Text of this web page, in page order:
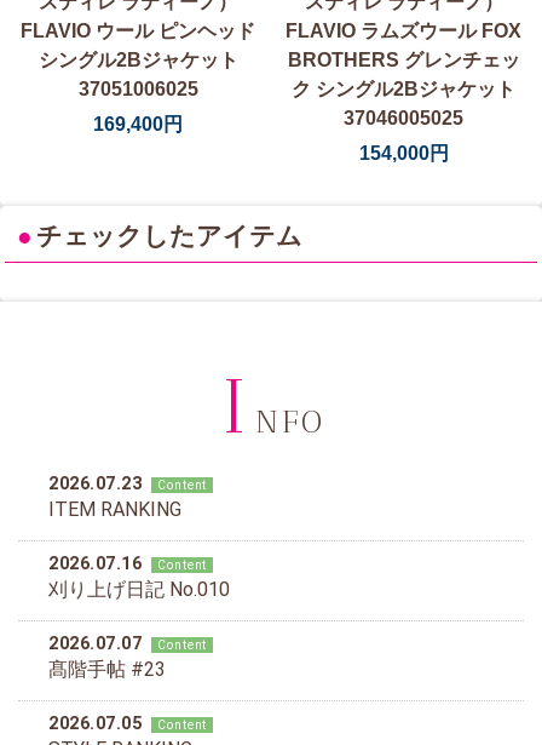
FLAVIO ウール ピンヘッド
シングル2Bジャケット
37051006025
169,400円
FLAVIO ラムズウール FOX
BROTHERS グレンチェッ
ク シングル2Bジャケット
37046005025
154,000円
● チェックしたアイテム
I NFO